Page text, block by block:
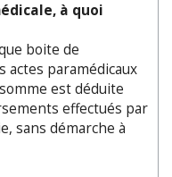
à quoi
boite de
actes paramédicaux
est déduite
effectués par
sans démarche à